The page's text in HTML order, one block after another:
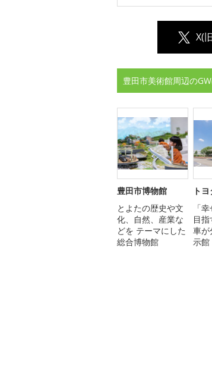
X(
豊田市美術館周辺の
豊田市博物館
とよたの歴史や文
化、自然、産業な
どを テーマにした
総合博物館
ト
「
目
車が
示館